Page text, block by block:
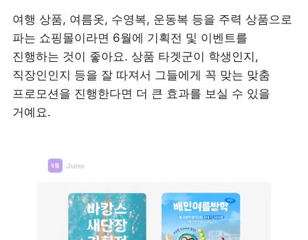
여행 상품, 여름옷, 수영복, 운동복 등을 주력 상품으로
파는 쇼핑몰이라면 6월에 기획전 및 이벤트를
진행하는 것이 좋아요. 상품 타겟군이 학생인지,
직장인인지 등을 잘 따져서 그들에게 꼭 맞는 맞춤
프로모션을 진행한다면 더 큰 효과를 보실 수 있을
거예요.